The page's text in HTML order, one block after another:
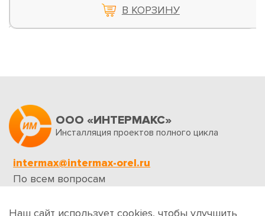
В КОРЗИНУ
ООО «ИНТЕРМАКС»
Инсталляция проектов полного цикла
intermax@intermax-orel.ru
По всем вопросам
Обратная связь
Наш сайт использует cookies, чтобы улучшить